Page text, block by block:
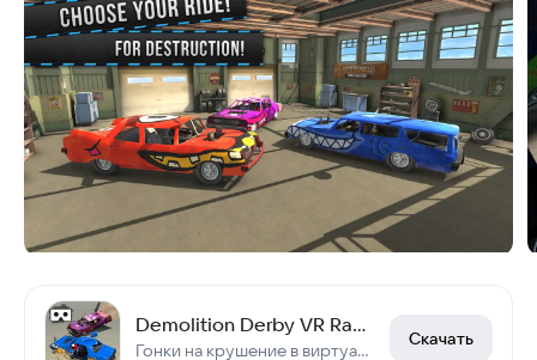
Demolition Derby VR Racing
Гонки на крушение в виртуальной реальности
Скачать